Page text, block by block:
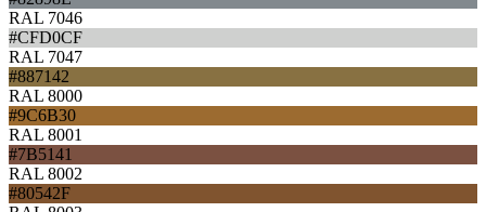
RAL 7046
#CFD0CF
RAL 7047
#887142
RAL 8000
#9C6B30
RAL 8001
#7B5141
RAL 8002
#80542F